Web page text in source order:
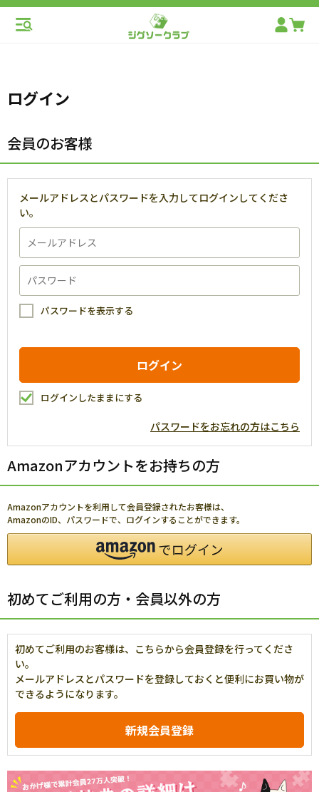
ログイン
会員のお客様
メールアドレスとパスワードを入力してログインしてくださ
い。
パスワードを表示する
ログインしたままにする
パスワードをお忘れの方はこちら
Amazonアカウントをお持ちの方
Amazonアカウントを利用して会員登録されたお客様は、
AmazonのID、パスワードで、ログインすることができます。
初めてご利用の方・会員以外の方
初めてご利用のお客様は、こちらから会員登録を行ってくださ
い。
メールアドレスとパスワードを登録しておくと便利にお買い物が
できるようになります。